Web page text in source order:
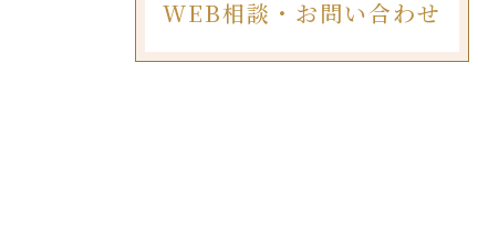
WEB相談・お問い合わせ